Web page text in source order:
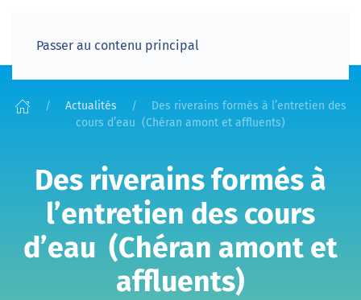
Passer au contenu principal
Actualités
Des riverains formés à l’entretien des
cours d’eau (Chéran amont et affluents)
Des riverains formés à
l’entretien des cours
d’eau (Chéran amont et
affluents)